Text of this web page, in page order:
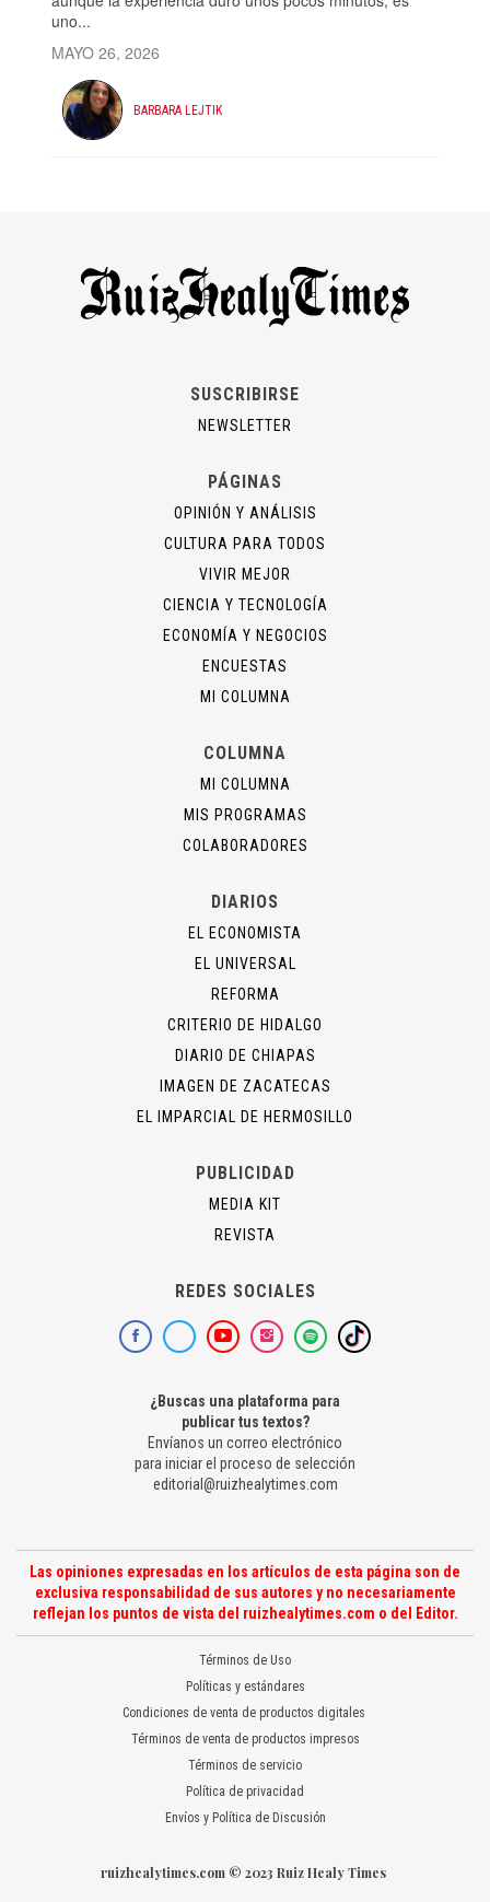
uno...
MAYO 26, 2026
BARBARA LEJTIK
SUSCRIBIRSE
NEWSLETTER
PÁGINAS
OPINIÓN Y ANÁLISIS
CULTURA PARA TODOS
VIVIR MEJOR
CIENCIA Y TECNOLOGÍA
ECONOMÍA Y NEGOCIOS
ENCUESTAS
MI COLUMNA
COLUMNA
MI COLUMNA
MIS PROGRAMAS
COLABORADORES
DIARIOS
EL ECONOMISTA
EL UNIVERSAL
REFORMA
CRITERIO DE HIDALGO
DIARIO DE CHIAPAS
IMAGEN DE ZACATECAS
EL IMPARCIAL DE HERMOSILLO
PUBLICIDAD
MEDIA KIT
REVISTA
REDES SOCIALES
¿Buscas una plataforma para
publicar tus textos?
Envíanos un correo electrónico
para iniciar el proceso de selección
editorial@ruizhealytimes.com
Las opiniones expresadas en los artículos de esta página son de
exclusiva responsabilidad de sus autores y no necesariamente
reflejan los puntos de vista del ruizhealytimes.com o del Editor.
Términos de Uso
Políticas y estándares
Condiciones de venta de productos digitales
Términos de venta de productos impresos
Términos de servicio
Política de privacidad
Envíos y Política de Discusión
ruizhealytimes.com © 2023 Ruiz Healy Times